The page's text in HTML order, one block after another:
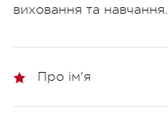
виховання та навчання.
Про ім'я